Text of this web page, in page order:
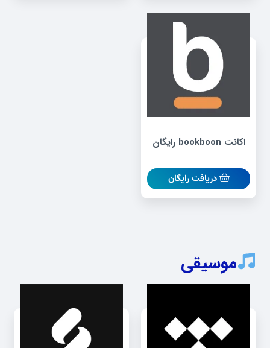
اکانت bookboon رایگان
دریافت رایگان
موسیقی